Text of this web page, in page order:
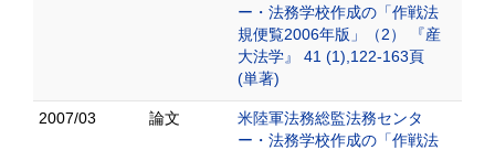
ー・法務学校作成の「作戦法
規便覧2006年版」（2） 『産
大法学』 41 (1),122-163頁
(単著)
2007/03 論文
米陸軍法務総監法務センタ
ー・法務学校作成の「作戦法